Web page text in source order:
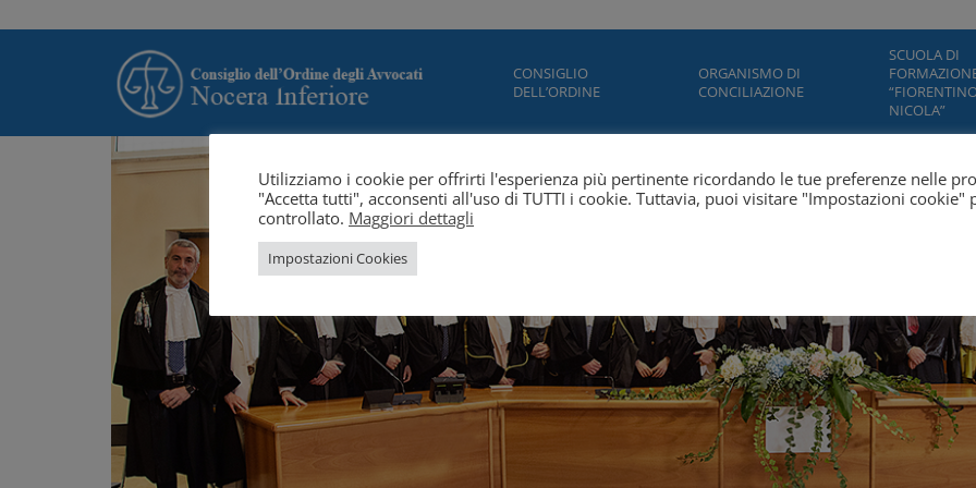
CONSIGLIO
DELL’ORDINE
ORGANISMO DI
CONCILIAZIONE
SCUOLA DI
NICOLA”
Utilizziamo i cookie per offrirti l'esperienza più pertinente ricordando le tue preferenze nelle
"Accetta tutti", acconsenti all'uso di TUTTI i cookie. Tuttavia, puoi visitare "Impostazioni cookie"
controllato. Maggiori dettagli
Impostazioni Cookies